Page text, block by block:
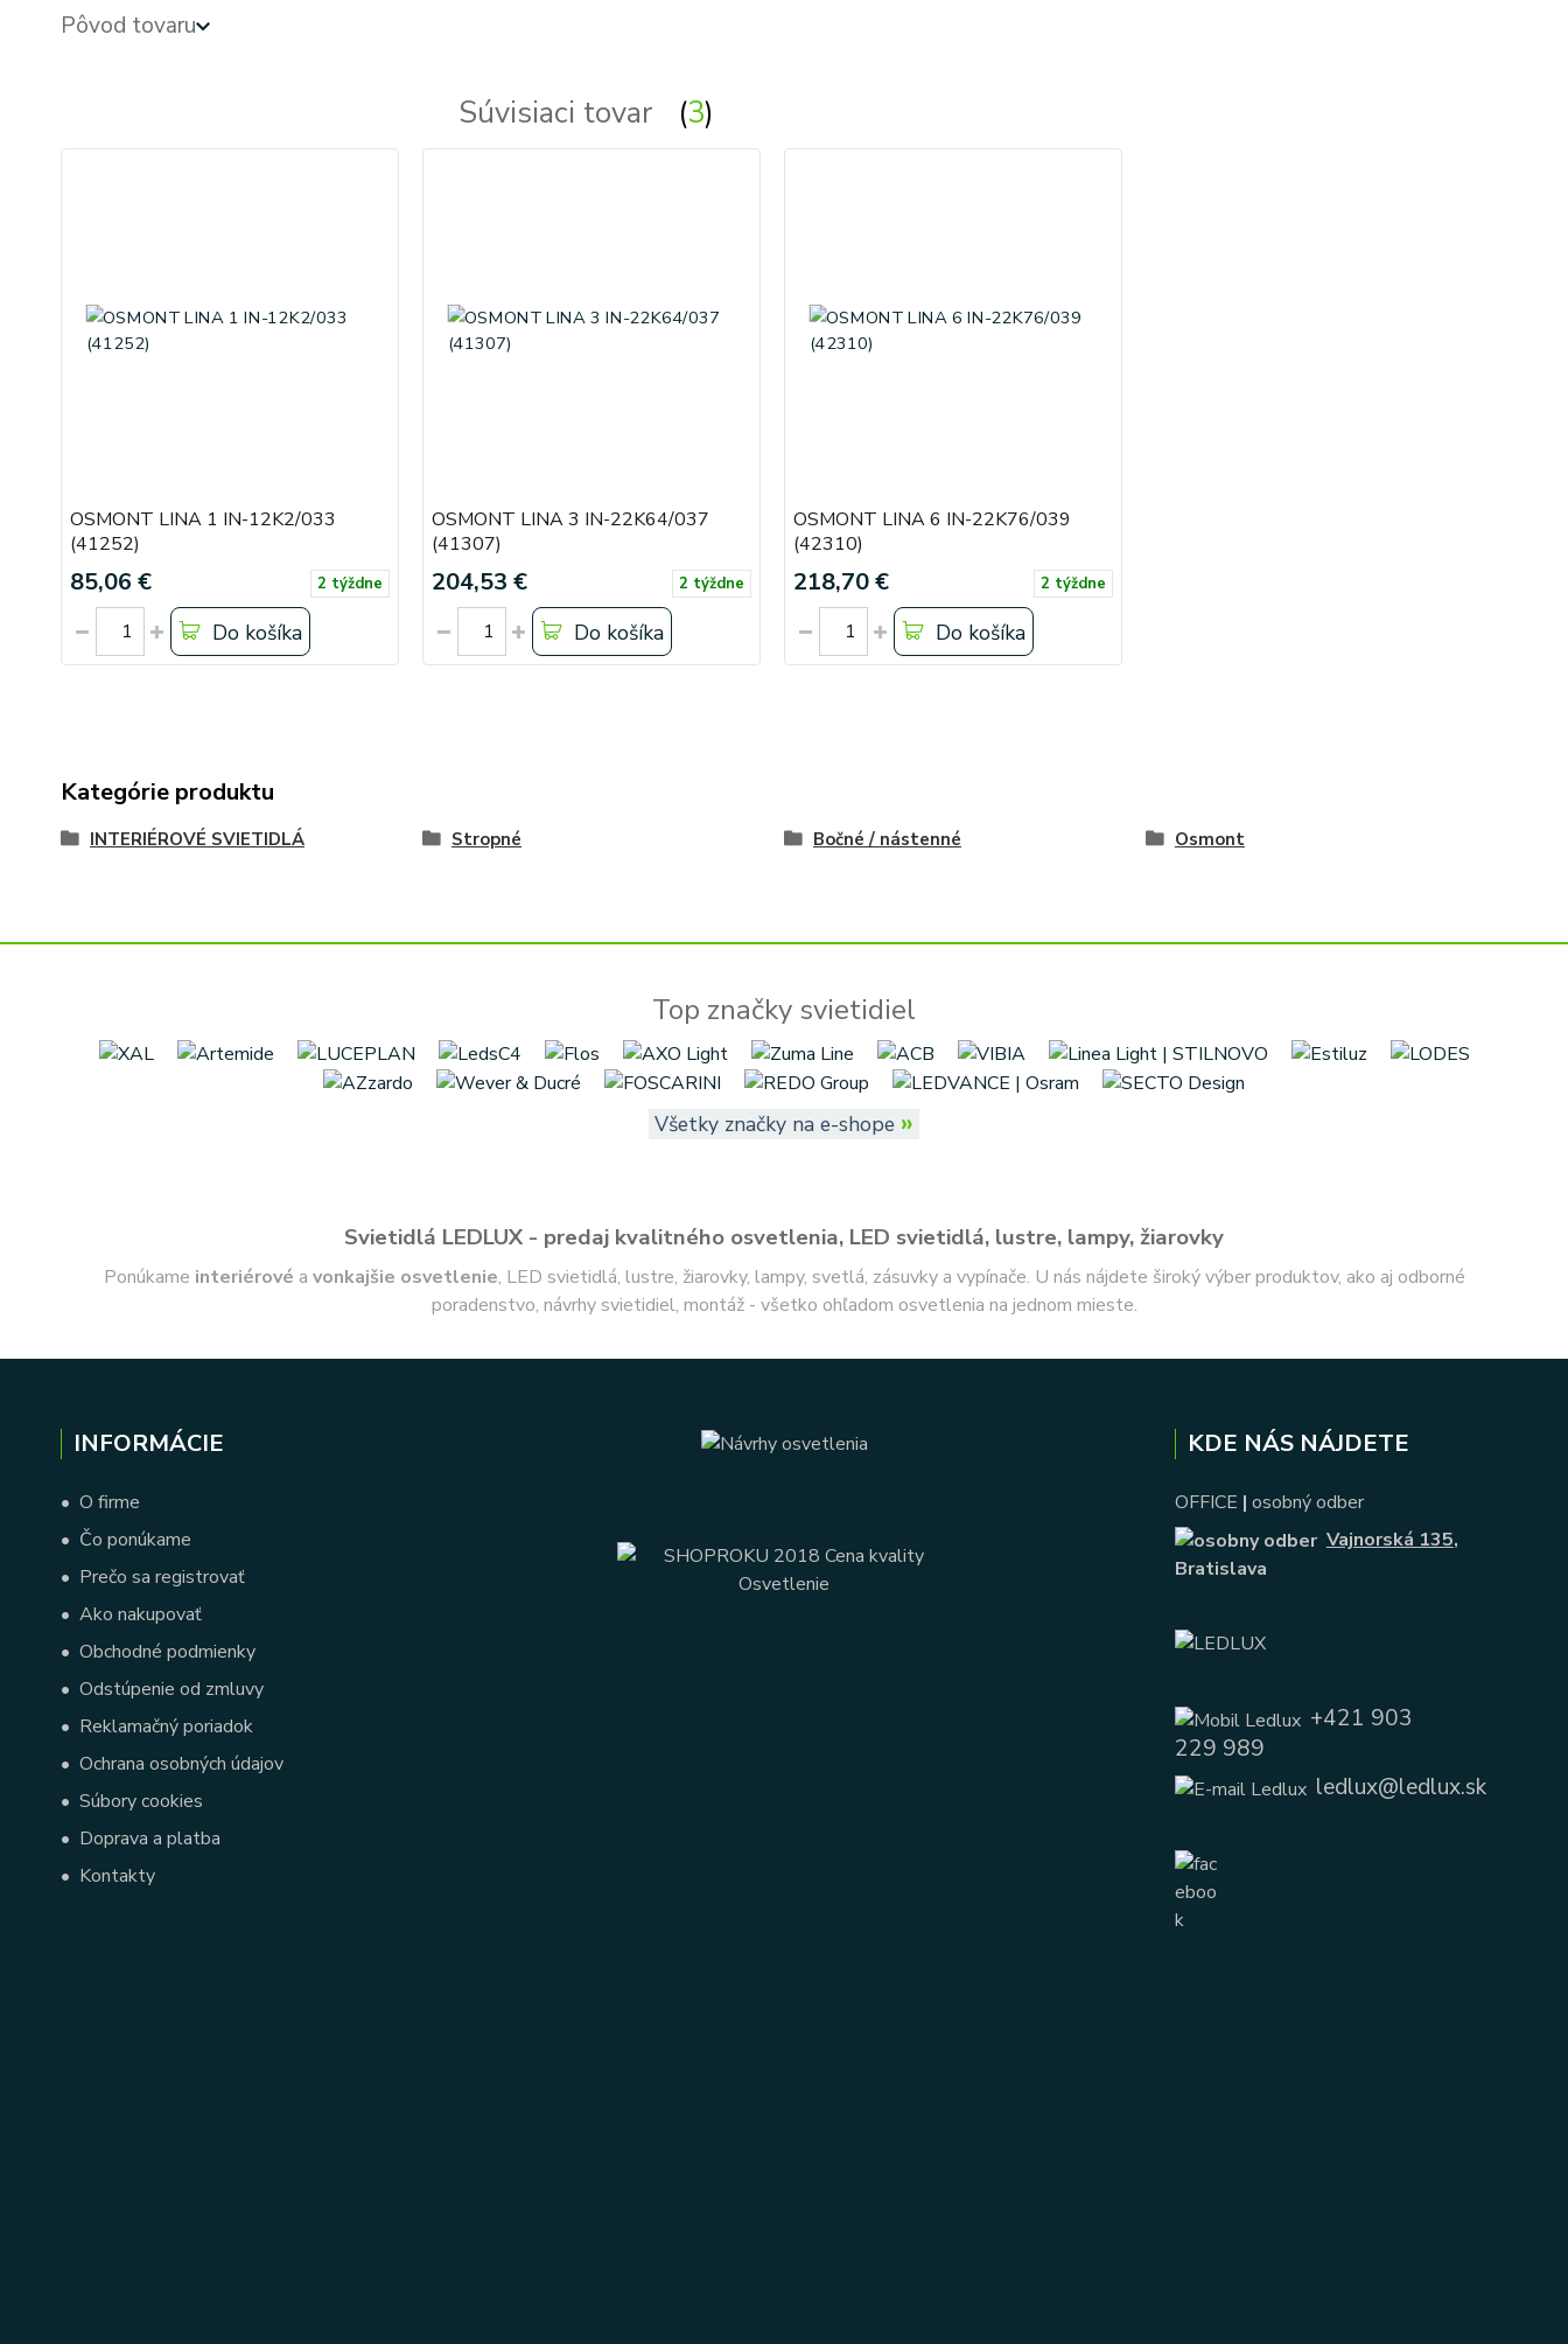
Pôvod tovaru
Súvisiaci tovar 3
OSMONT LINA 1 IN-12K2/033
(41252)
85,06 € 2 týždne
Do košíka
OSMONT LINA 3 IN-22K64/037
(41307)
204,53 € 2 týždne
Do košíka
OSMONT LINA 6 IN-22K76/039
(42310)
218,70 € 2 týždne
Do košíka
Kategórie produktu
INTERIÉROVÉ SVIETIDLÁ Stropné Bočné / nástenné Osmont
Top značky svietidiel
Všetky značky na e-shope »
Svietidlá LEDLUX - predaj kvalitného osvetlenia, LED svietidlá, lustre, lampy, žiarovky
Ponúkame interiérové a vonkajšie osvetlenie, LED svietidlá, lustre, žiarovky, lampy, svetlá, zásuvky a vypínače. U nás nájdete široký výber produktov, ako aj odborné
poradenstvo, návrhy svietidiel, montáž - všetko ohľadom osvetlenia na jednom mieste.
INFORMÁCIE
• O firme
• Čo ponúkame
• Prečo sa registrovať
• Ako nakupovať
• Obchodné podmienky
• Odstúpenie od zmluvy
• Reklamačný poriadok
• Ochrana osobných údajov
• Súbory cookies
• Doprava a platba
• Kontakty
KDE NÁS NÁJDETE
OFFICE | osobný odber
Vajnorská 135,
Bratislava
+421 903
229 989
ledlux@ledlux.sk